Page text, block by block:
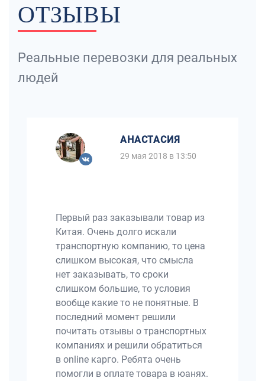
ОТЗЫВЫ
Реальные перевозки для реальных
людей
АНАСТАСИЯ
29 мая 2018 в 13:50
Первый раз заказывали товар из
Китая. Очень долго искали
транспортную компанию, то цена
слишком высокая, что смысла
нет заказывать, то сроки
слишком большие, то условия
вообще какие то не понятные. В
последний момент решили
почитать отзывы о транспортных
компаниях и решили обратиться
в online карго. Ребята очень
помогли в оплате товара в юанях.